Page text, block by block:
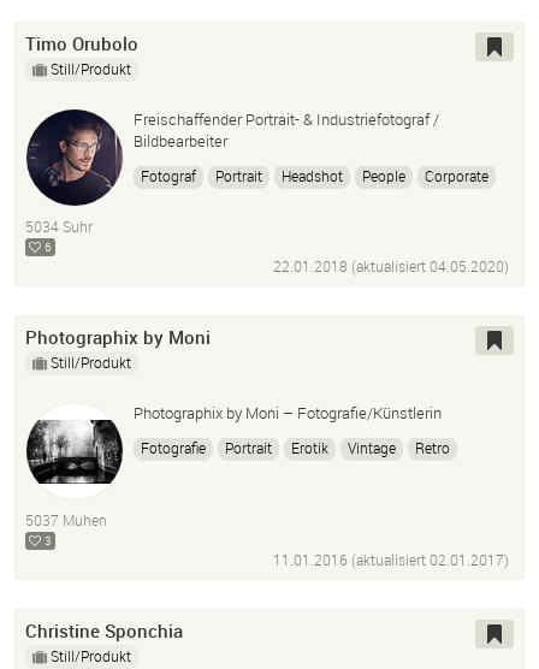
Timo Orubolo
Still/Produkt
Freischaffender Portrait- & Industriefotograf /
Bildbearbeiter
Fotograf Portrait Headshot People
Corporate
Composing Bildbearbeitung Aarau
5034 Suhr
6
22.01.2018 (aktualisiert04.05.2020)
Photographix by Moni
Still/Produkt
Photographix by Moni – Fotografie/Künstlerin
Fotografie Portrait Erotik Vintage
Retro
5037 Muhen
3
11.01.2016 (aktualisiert02.01.2017)
Christine Sponchia
Still/Produkt